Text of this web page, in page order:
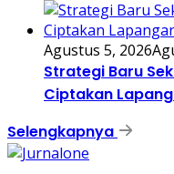
Agustus 5, 2026
Strategi Baru
Ciptakan
Selengkapnya